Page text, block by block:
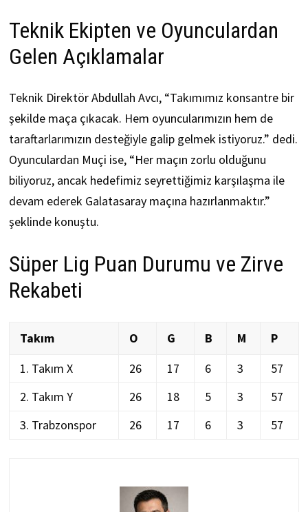
Teknik Ekipten ve Oyunculardan
Gelen Açıklamalar
Teknik Direktör Abdullah Avcı, “Takımımız konsantre bir
şekilde maça çıkacak. Hem oyuncularımızın hem de
taraftarlarımızın desteğiyle galip gelmek istiyoruz.” dedi.
Oyunculardan Muçi ise, “Her maçın zorlu olduğunu
biliyoruz, ancak hedefimiz seyrettiğimiz karşılaşma ile
devam ederek Galatasaray maçına hazırlanmaktır.”
şeklinde konuştu.
Süper Lig Puan Durumu ve Zirve
Rekabeti
Takım O G B M
P
1. Takım X
26 17 6 3
57
2. Takım Y
26 18 5 3
57
3. Trabzonspor
26 17 6 3 57